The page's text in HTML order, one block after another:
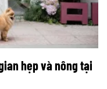
hẹp và nông tại